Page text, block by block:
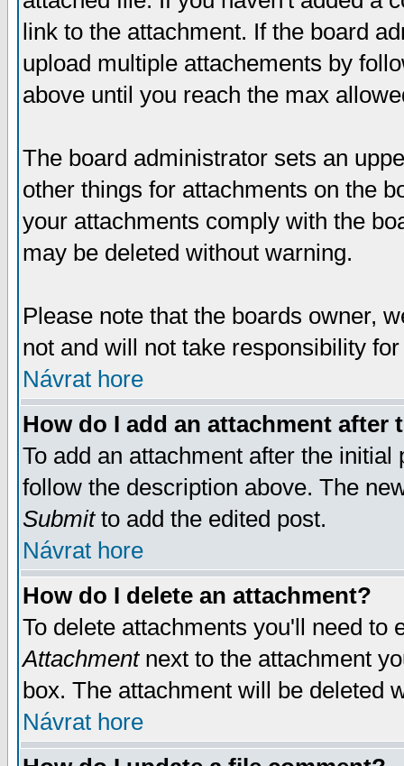
link to the attachment. If the board
upload multiple attachements by
above until you reach the max
The board administrator sets an
other things for attachments on the
your attachments comply with the
may be deleted without warning.
Please note that the boards owner,
not and will not take responsibility
Návrat hore
How do I add an attachment after
To add an attachment after the
follow the description above. The
Submitto add the edited post.
Návrat hore
How do I delete an attachment?
To delete attachments you'll need
Attachmentnext to the attachment
box. The attachment will be deleted
Návrat hore